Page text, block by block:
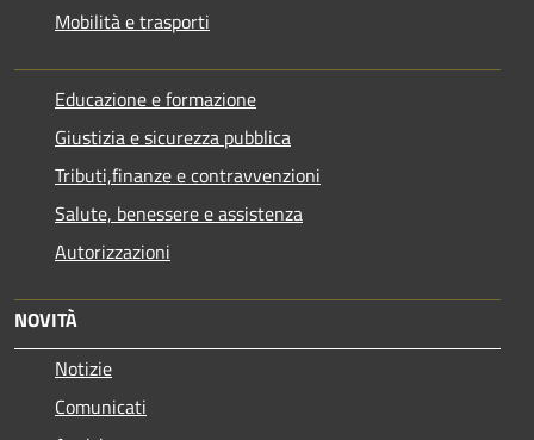
Mobilità e trasporti
Educazione e formazione
Giustizia e sicurezza pubblica
Tributi,finanze e contravvenzioni
Salute, benessere e assistenza
Autorizzazioni
NOVITÀ
Notizie
Comunicati